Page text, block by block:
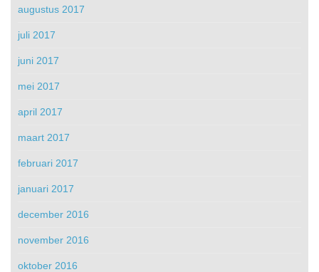
augustus 2017
juli 2017
juni 2017
mei 2017
april 2017
maart 2017
februari 2017
januari 2017
december 2016
november 2016
oktober 2016